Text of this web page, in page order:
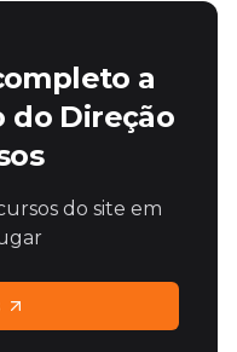
a
do Direção
do site em